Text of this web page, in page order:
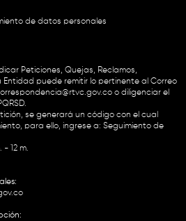
de datos personales
Peticiones, Quejas, Reclamos,
Entidad puede remitir lo pertinente al Correo
o diligenciar el
se generará un código con el cual
para ello, ingrese a: Seguimiento de
- 12 m.